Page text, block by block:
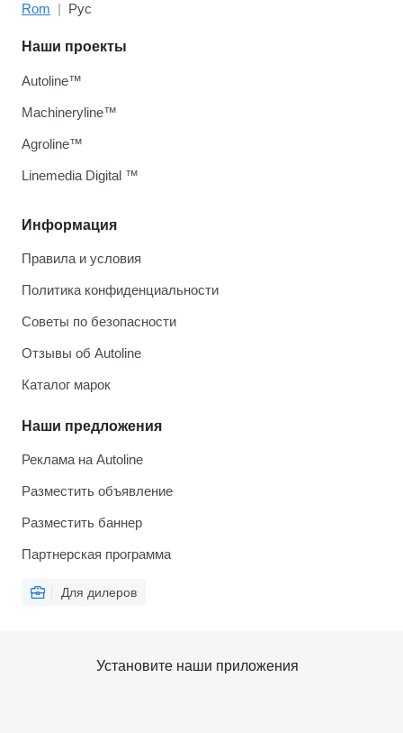
Rom Рус
Информация
Правила и условия
Политика конфиденциальности
Советы по безопасности
Отзывы об Autoline
Каталог марок
Наши предложения
Реклама на Autoline
Разместить объявление
Разместить баннер
Партнерская программа
Для дилеров
Наши проекты
Autoline™
Machineryline™
Agroline™
Linemedia Digital ™
Установите наши приложения